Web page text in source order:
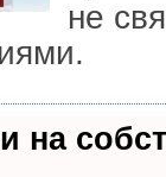
не
на